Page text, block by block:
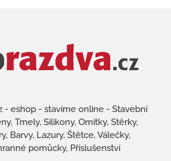
- eshop - stavíme online - Stavební
Tmely, Silikony, Omítky, Stěrky,
Barvy, Lazury, Štětce, Válečky,
pomůcky, Příslušenství